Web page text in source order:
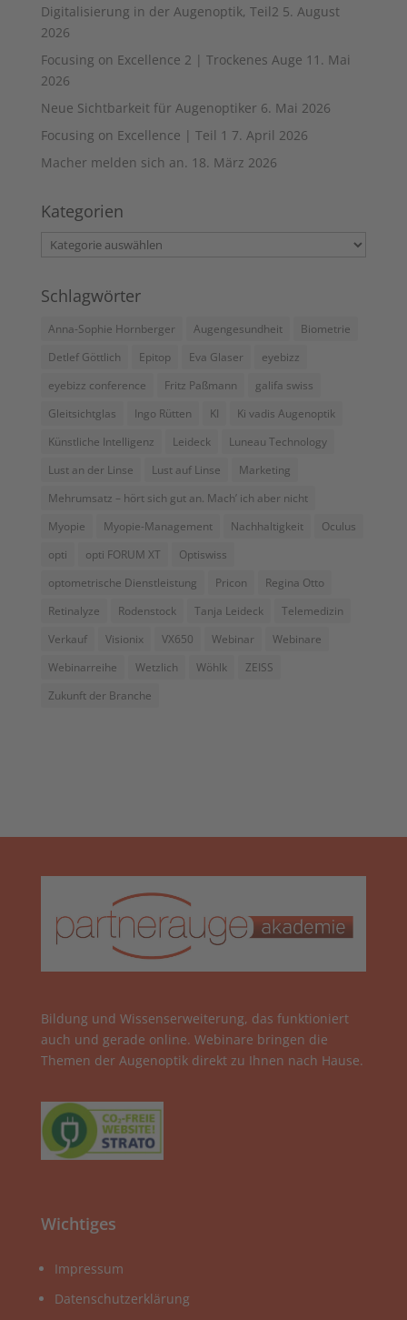
Digitalisierung in der Augenoptik, Teil2 5. August
2026
Focusing on Excellence 2 | Trockenes Auge 11. Mai
2026
Neue Sichtbarkeit für Augenoptiker 6. Mai 2026
Focusing on Excellence | Teil 1 7. April 2026
Macher melden sich an. 18. März 2026
Kategorien
Kategorien
Schlagwörter
Anna-Sophie Hornberger Augengesundheit
Biometrie
Detlef Göttlich
Epitop Eva Glaser
eyebizz
eyebizz conference
Fritz Paßmann
galifa swiss
Gleitsichtglas
Ingo Rütten KI
Ki vadis Augenoptik
Künstliche Intelligenz
Leideck
Luneau Technology
Lust an der Linse
Lust auf Linse
Marketing
Mehrumsatz – hört sich gut an. Mach’ ich aber nicht
Myopie
Myopie-Management Nachhaltigkeit
Oculus
opti
opti FORUM XT
Optiswiss
optometrische Dienstleistung
Pricon
Regina Otto
Retinalyze
Rodenstock Tanja Leideck
Telemedizin
Verkauf
Visionix VX650 Webinar
Webinare
Webinarreihe
Wetzlich Wöhlk
ZEISS
Zukunft der Branche
Bildung und Wissenserweiterung, das funktioniert
auch und gerade online. Webinare bringen die
Themen der Augenoptik direkt zu Ihnen nach Hause.
Wichtiges
Impressum
Datenschutzerklärung